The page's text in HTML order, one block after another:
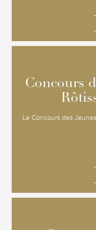
Concours
Le Concours des
Concours